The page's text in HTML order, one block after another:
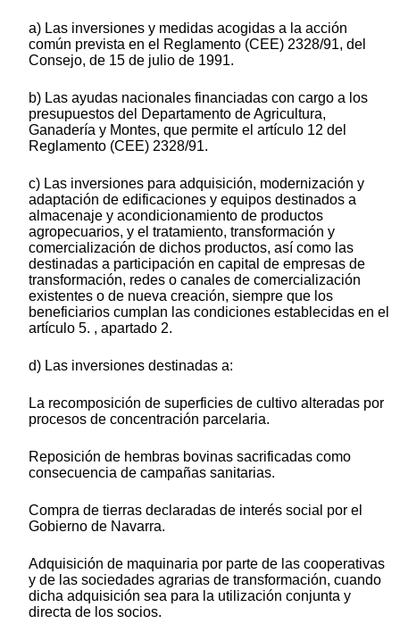
a) Las inversiones y medidas acogidas a la acción
común prevista en el Reglamento (CEE) 2328/91, del
Consejo, de 15 de julio de 1991.
b) Las ayudas nacionales financiadas con cargo a los
presupuestos del Departamento de Agricultura,
Ganadería y Montes, que permite el artículo 12 del
Reglamento (CEE) 2328/91.
c) Las inversiones para adquisición, modernización y
adaptación de edificaciones y equipos destinados a
almacenaje y acondicionamiento de productos
agropecuarios, y el tratamiento, transformación y
comercialización de dichos productos, así como las
destinadas a participación en capital de empresas de
transformación, redes o canales de comercialización
existentes o de nueva creación, siempre que los
beneficiarios cumplan las condiciones establecidas en el
artículo 5. , apartado 2.
d) Las inversiones destinadas a:
La recomposición de superficies de cultivo alteradas por
procesos de concentración parcelaria.
Reposición de hembras bovinas sacrificadas como
consecuencia de campañas sanitarias.
Compra de tierras declaradas de interés social por el
Gobierno de Navarra.
Adquisición de maquinaria por parte de las cooperativas
y de las sociedades agrarias de transformación, cuando
dicha adquisición sea para la utilización conjunta y
directa de los socios.